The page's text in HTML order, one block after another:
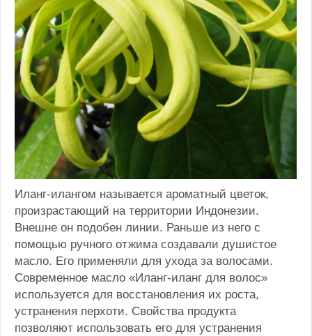
Иланг-илангом называется ароматный цветок,
произрастающий на территории Индонезии.
Внешне он подобен линии. Раньше из него с
помощью ручного отжима создавали душистое
масло. Его применяли для ухода за волосами.
Современное масло «Иланг-иланг для волос»
используется для восстановления их роста,
устранения перхоти. Свойства продукта
позволяют использовать его для устранения